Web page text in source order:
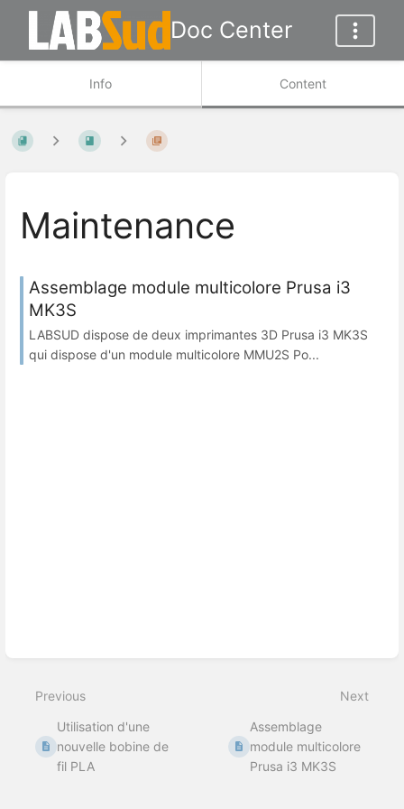
Doc Center
Info Content
Maintenance
Assemblage module multicolore Prusa i3
MK3S
LABSUD dispose de deux imprimantes 3D Prusa i3 MK3S
qui dispose d'un module multicolore MMU2S Po...
Previous
Utilisation d'une
nouvelle bobine de
fil PLA
Next
Assemblage
module multicolore
Prusa i3 MK3S